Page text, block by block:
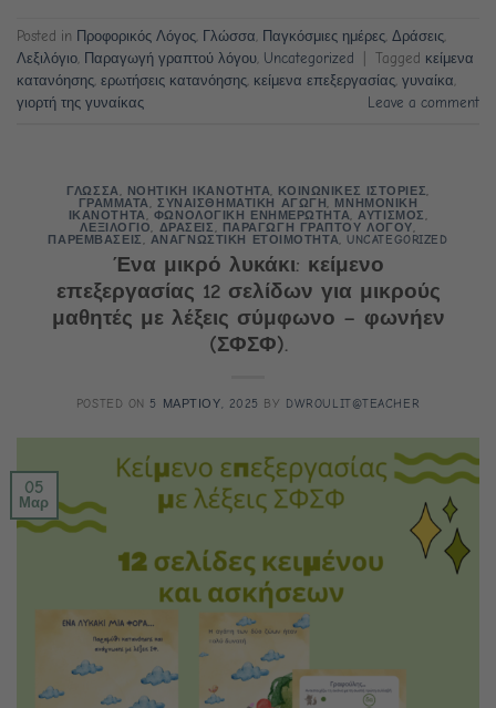
Posted in Προφορικός Λόγος, Γλώσσα, Παγκόσμιες ημέρες, Δράσεις,
Λεξιλόγιο, Παραγωγή γραπτού λόγου, Uncategorized Tagged κείμενα
κατανόησης, ερωτήσεις κατανόησης, κείμενα επεξεργασίας, γυναίκα,
γιορτή της γυναίκας
Leave a comment
ΓΛΩΣΣΑ, ΝΟΗΤΙΚΗ ΙΚΑΝΟΤΗΤΑ, ΚΟΙΝΩΝΙΚΕΣ ΙΣΤΟΡΙΕΣ,
ΓΡΑΜΜΑΤΑ,ΣΥΝΑΙΣΘΗΜΑΤΙΚΗ ΑΓΩΓΗ, ΜΝΗΜΟΝΙΚΗ
ΙΚΑΝΟΤΗΤΑ, ΦΩΝΟΛΟΓΙΚΗ ΕΝΗΜΕΡΩΤΗΤΑ,ΑΥΤΙΣΜΟΣ,
ΛΕΞΙΛΟΓΙΟ, ΔΡΑΣΕΙΣ, ΠΑΡΑΓΩΓΗ ΓΡΑΠΤΟΥ ΛΟΓΟΥ,
ΠΑΡΕΜΒΑΣΕΙΣ, ΑΝΑΓΝΩΣΤΙΚΗ ΕΤΟΙΜΟΤΗΤΑ,UNCATEGORIZED
Ένα μικρό λυκάκι: κείμενο
επεξεργασίας 12 σελίδων για μικρούς
μαθητές με λέξεις σύμφωνο – φωνήεν
(ΣΦΣΦ).
POSTED ON5 ΜΑΡΤΙΟΥ, 2025 BY DWROULIT@TEACHER
05
Μαρ